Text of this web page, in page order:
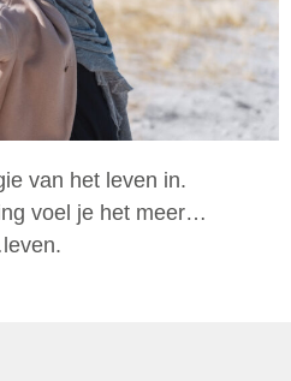
van het leven in.
voel je het meer…